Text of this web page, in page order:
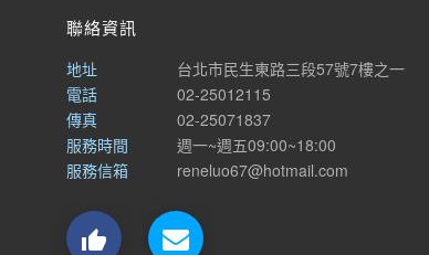
聯絡資訊
地址
台北市民生東路三段57號7樓之一
電話
02-25012115
傳真
02-25071837
服務時間
週一~週五09:00~18:00
服務信箱
reneluo67@hotmail.com
